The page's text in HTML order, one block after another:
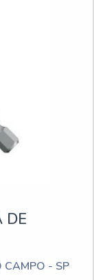
DE
CAMPO - SP